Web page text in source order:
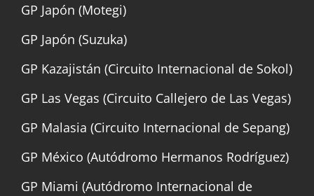
GP Japón (Motegi)
GP Japón (Suzuka)
GP Kazajistán (Circuito Internacional de Sokol)
GP Las Vegas (Circuito Callejero de Las Vegas)
GP Malasia (Circuito Internacional de Sepang)
GP México (Autódromo Hermanos Rodríguez)
GP Miami (Autódromo Internacional de